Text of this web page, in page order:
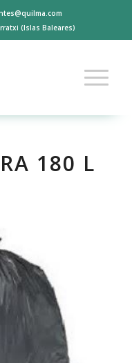
(Islas Baleares)
180 L